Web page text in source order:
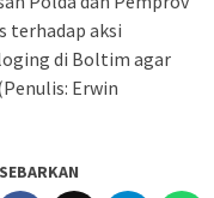
terhadap aksi
di Boltim agar
Erwin
SEBARKAN